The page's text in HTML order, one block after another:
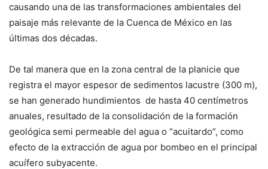
causando una de las transformaciones ambientales del
paisaje más relevante de la Cuenca de México en las
últimas dos décadas.
De tal manera que en la zona central de la planicie que
registra el mayor espesor de sedimentos lacustre (300 m),
se han generado hundimientos de hasta 40 centímetros
anuales, resultado de la consolidación de la formación
geológica semi permeable del agua o “acuitardo”, como
efecto de la extracción de agua por bombeo en el principal
acuífero subyacente.